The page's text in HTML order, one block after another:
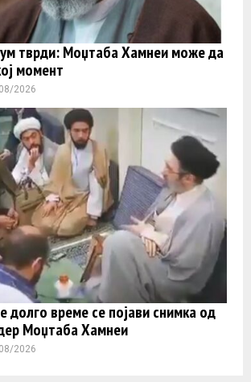
тврди: Моџтаба Хамнеи може да
момент
2026
време се појави снимка од
Моџтаба Хамнеи
2026